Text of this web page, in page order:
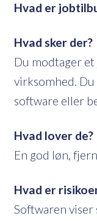
Hvad er
Hvad sker der?
Du modtager
virksomhed.
software eller
Hvad lover de?
En god løn,
Hvad er
Softwaren